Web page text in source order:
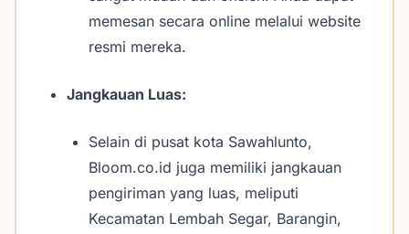
memesan secara online melalui website
resmi mereka.
Jangkauan Luas:
Selain di pusat kota Sawahlunto,
Bloom.co.id juga memiliki jangkauan
pengiriman yang luas, meliputi
Kecamatan Lembah Segar, Barangin,